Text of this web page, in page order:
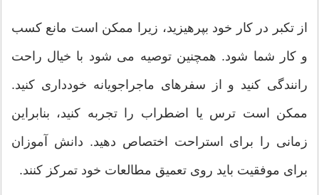
از تکبر در کار خود بپرهیزید، زیرا ممکن است مانع کسب
و کار شما شود. همچنین توصیه می شود با خیال راحت
رانندگی کنید و از سفرهای ماجراجویانه خودداری کنید.
ممکن است ترس یا اضطراب را تجربه کنید، بنابراین
زمانی را برای استراحت اختصاص دهید. دانش آموزان
برای موفقیت باید روی تعمیق مطالعات خود تمرکز کنند.